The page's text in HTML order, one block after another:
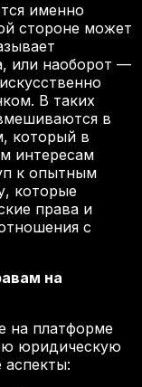
именно
стороне может
или наоборот —
В таких
в
который в
интересам
к опытным
которые
права и
с
на
на платформе
юридическую